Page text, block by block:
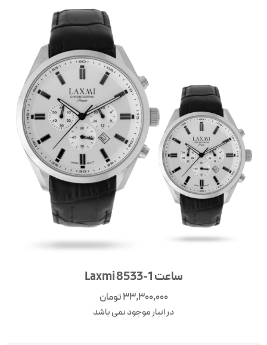
ساعت Laxmi 8533-1
33,300,000تومان
در انبار موجود نمی باشد